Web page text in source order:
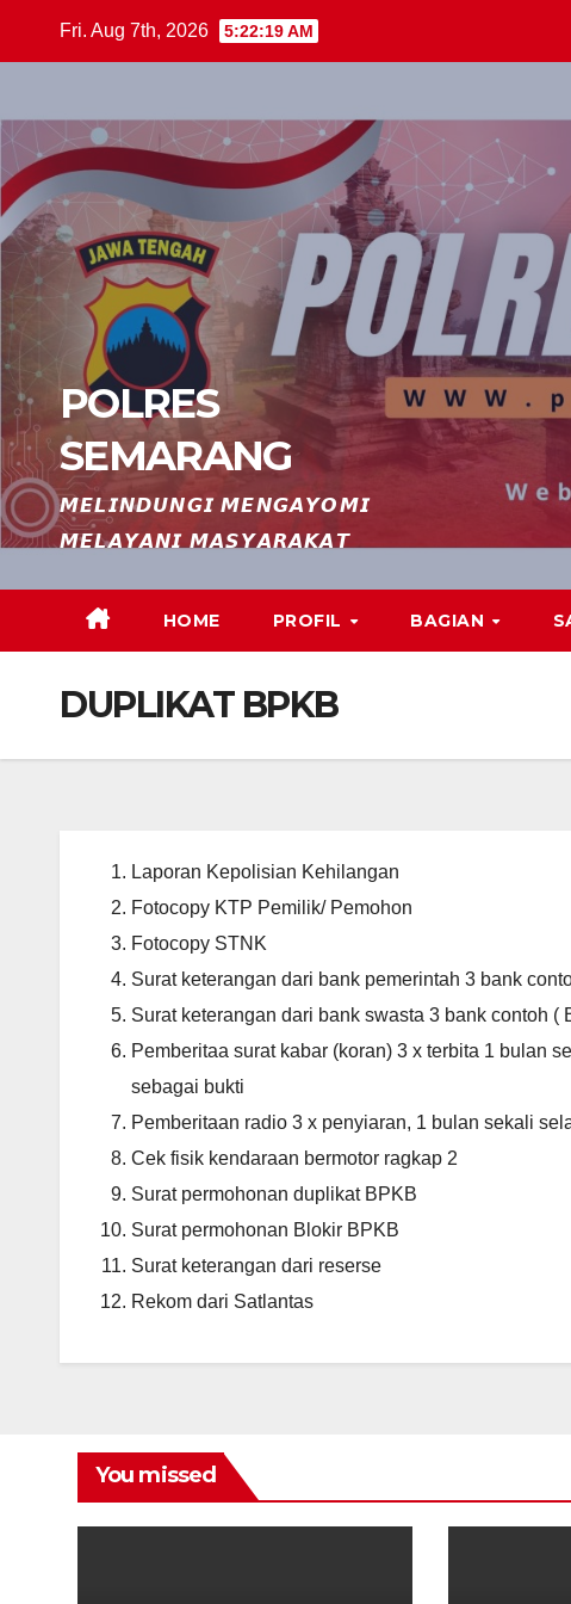
Fri. Aug 7th, 2026 5:22:20 AM
POLRES
SEMARANG
𝙈𝙀𝙇𝙄𝙉𝘿𝙐𝙉𝙂𝙄 𝙈𝙀𝙉𝙂𝘼𝙔𝙊𝙈𝙄
𝙈𝙀𝙇𝘼𝙔𝘼𝙉𝙄 𝙈𝘼𝙎𝙔𝘼𝙍𝘼𝙆𝘼𝙏
HOME PROFIL BAGIAN
DUPLIKAT BPKB
Laporan Kepolisian Kehilangan
Fotocopy KTP Pemilik/ Pemohon
Fotocopy STNK
Surat keterangan dari bank pemerintah 3 bank
Surat keterangan dari bank swasta 3 bank contoh (
Pemberitaa surat kabar (koran) 3 x terbita 1 bulan
sebagai bukti
Pemberitaan radio 3 x penyiaran, 1 bulan sekali
Cek fisik kendaraan bermotor ragkap 2
Surat permohonan duplikat BPKB
Surat permohonan Blokir BPKB
Surat keterangan dari reserse
Rekom dari Satlantas
You missed